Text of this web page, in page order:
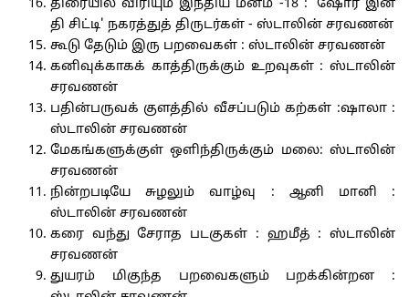
திரையில் விரியும் இந்திய மனம் -18 : 'ஷோர் இன்
தி சிட்டி' நகரத்துத் திருடர்கள் - ஸ்டாலின் சரவணன்
கூடு தேடும் இரு பறவைகள் : ஸ்டாலின் சரவணன்
கனிவுக்காகக் காத்திருக்கும் உறவுகள் : ஸ்டாலின்
சரவணன்
பதின்பருவக் குளத்தில் வீசப்படும் கற்கள் :ஷாலா :
ஸ்டாலின் சரவணன்
மேகங்களுக்குள் ஒளிந்திருக்கும் மலை: ஸ்டாலின்
சரவணன்
நின்றபடியே சுழலும் வாழ்வு : ஆனி மானி :
ஸ்டாலின் சரவணன்
கரை வந்து சேராத படகுகள் : ஹமீத் : ஸ்டாலின்
சரவணன்
துயரம் மிகுந்த பறவைகளும் பறக்கின்றன :